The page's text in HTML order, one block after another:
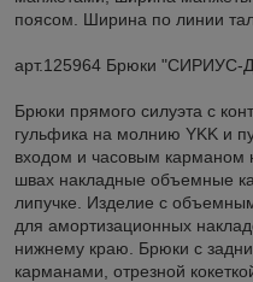
поясом. Ширина по линии
арт.125964 Брюки
Брюки прямого силуэта с
гульфика на молнию YKK и
входом и часовым карманом
швах накладные объемные
липучке. Изделие с
для амортизационных
нижнему краю. Брюки с
карманами, отрезной